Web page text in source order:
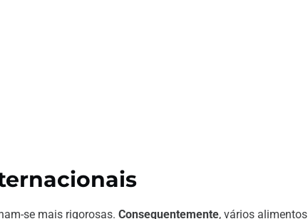
se mais rigorosas. Consequentemente, vários alimentos